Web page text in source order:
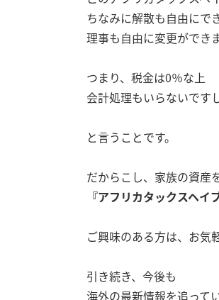
ちなみに解散も自由にで
理事も自由に変更ができま
つまり、税金は0％な上
会計処理もいらないです
と言うことです。
だからこし、家族の資産
『アフリカタックスヘイ
ご興味のある方は、お気
引き続き、今後も
海外の最新情報を追って